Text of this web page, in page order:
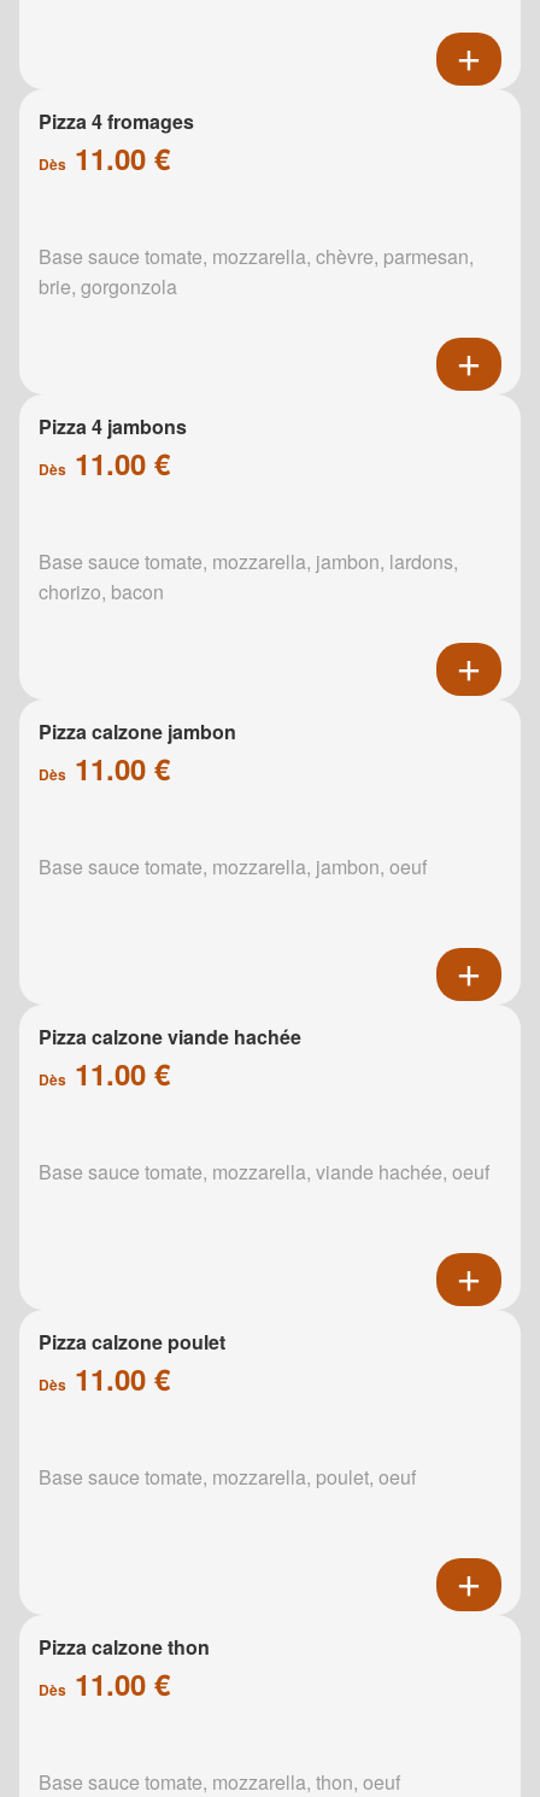
Pizza 4 fromages
Dès 11.00 €
Base sauce tomate, mozzarella, chèvre, parmesan,
brie, gorgonzola
Pizza 4 jambons
Dès 11.00 €
Base sauce tomate, mozzarella, jambon, lardons,
chorizo, bacon
Pizza calzone jambon
Dès 11.00 €
Base sauce tomate, mozzarella, jambon, oeuf
Pizza calzone viande hachée
Dès 11.00 €
Base sauce tomate, mozzarella, viande hachée, oeuf
Pizza calzone poulet
Dès 11.00 €
Base sauce tomate, mozzarella, poulet, oeuf
Pizza calzone thon
Dès 11.00 €
Base sauce tomate, mozzarella, thon, oeuf